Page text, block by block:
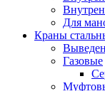
Для
Краны
Газовые